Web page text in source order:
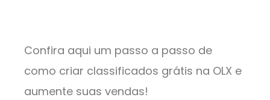
Confira aqui um passo a passo de
como criar classificados grátis na OLX e
aumente suas vendas!